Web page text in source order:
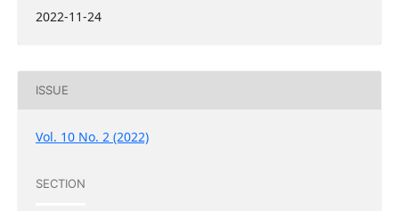
2022-11-24
ISSUE
Vol. 10 No. 2 (2022)
SECTION